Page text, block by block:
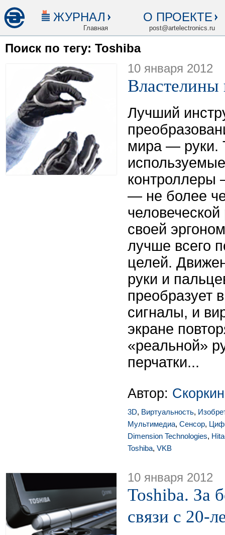
ЖУРНАЛ
Главная
О ПРОЕКТЕ
post@artelectronics.ru
Поиск по тегу: Toshiba
10 января 2012
Властелины
Лучший
мира — руки.
— не более
своей
лучше всего
целей.
руки и
преобразует
сигналы, и
экране
«реальной»
перчатки...
Автор:
3D, Виртуальность,
Мультимедиа, Сенсор,
Dimension Technologies,
Toshiba, VKB
10 января 2012
Toshiba. За
связи с 20-